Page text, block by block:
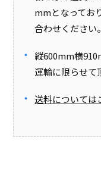
mmとなってお
合わせください。
縦600mm横
運輸に限らせて
送料については